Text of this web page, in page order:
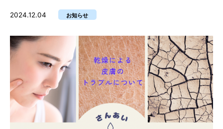
2024.12.04 お知らせ